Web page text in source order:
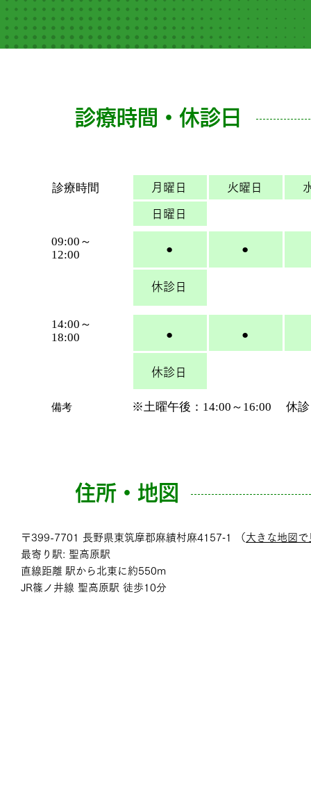
診療時間・休診日
診療時間 月曜日 火曜日
日曜日
09:00～
12:00
● ●
休診日
14:00～
18:00
● ●
休診日
​備考 ※土曜午後：14:00～16:00 休診
住所・地図
〒399-7701 長野県東筑摩郡麻績村麻4157‐1 （ 大きな地図で
最寄り駅: 聖高原駅
直線距離 駅から北東に約550m
JR篠ノ井線 聖高原駅 徒歩10分